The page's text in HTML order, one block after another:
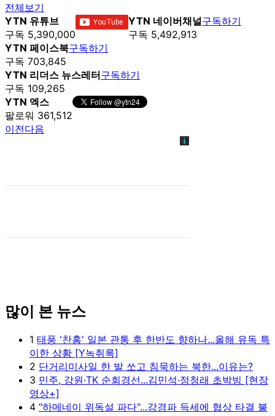
전체보기
YTN 유튜브
구독 5,390,000
YTN 네이버채널
구독 5,492,913
구독하기
YTN 페이스북
구독 703,845
구독하기
YTN 리더스 뉴스레터
구독 109,265
구독하기
YTN 엑스
팔로워 361,512
이전다음
많이 본 뉴스
1 태풍 '찬홈' 일본 관통 후 한반도 향하나...올해 유독 특
이한 상황 [Y녹취록]
2 단거리미사일 한 발 쏘고 침묵하는 북한...이유는?
3 민주, 강원·TK 순회경선...김민석·정청래 초박빙 [현장
영상+]
4 "하메네이 위독설 파다"...강경파 득세에 협상 타결 불